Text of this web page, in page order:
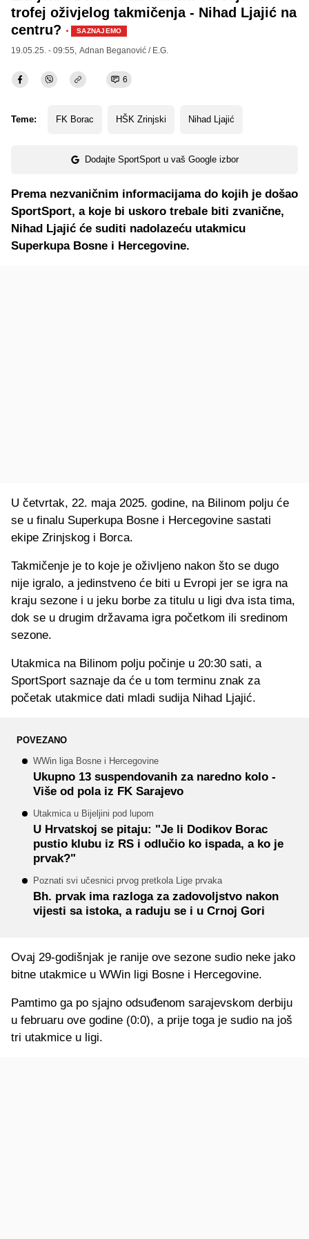
trofej oživjelog takmičenja - Nihad Ljajić na
centru? · SAZNAJEMO
19.05.25. - 09:55, Adnan Beganović / E.G.
6
Teme: FK Borac HŠK Zrinjski Nihad Ljajić
Dodajte SportSport u vaš Google izbor
Prema nezvaničnim informacijama do kojih je došao
SportSport, a koje bi uskoro trebale biti zvanične,
Nihad Ljajić će suditi nadolazeću utakmicu
Superkupa Bosne i Hercegovine.
U četvrtak, 22. maja 2025. godine, na Bilinom polju će
se u finalu Superkupa Bosne i Hercegovine sastati
ekipe Zrinjskog i Borca.
Takmičenje je to koje je oživljeno nakon što se dugo
nije igralo, a jedinstveno će biti u Evropi jer se igra na
kraju sezone i u jeku borbe za titulu u ligi dva ista tima,
dok se u drugim državama igra početkom ili sredinom
sezone.
Utakmica na Bilinom polju počinje u 20:30 sati, a
SportSport saznaje da će u tom terminu znak za
početak utakmice dati mladi sudija Nihad Ljajić.
POVEZANO
WWin liga Bosne i Hercegovine
Ukupno 13 suspendovanih za naredno kolo -
Više od pola iz FK Sarajevo
Utakmica u Bijeljini pod lupom
U Hrvatskoj se pitaju: "Je li Dodikov Borac
pustio klubu iz RS i odlučio ko ispada, a ko je
prvak?"
Poznati svi učesnici prvog pretkola Lige prvaka
Bh. prvak ima razloga za zadovoljstvo nakon
vijesti sa istoka, a raduju se i u Crnoj Gori
Ovaj 29-godišnjak je ranije ove sezone sudio neke jako
bitne utakmice u WWin ligi Bosne i Hercegovine.
Pamtimo ga po sjajno odsuđenom sarajevskom derbiju
u februaru ove godine (0:0), a prije toga je sudio na još
tri utakmice u ligi.